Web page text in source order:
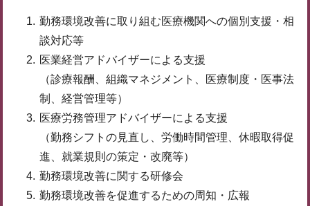
勤務環境改善に取り組む医療機関への個別支援・相
談対応等
医業経営アドバイザーによる支援
（診療報酬、組織マネジメント、医療制度・医事法
制、経営管理等）
医療労務管理アドバイザーによる支援
（勤務シフトの見直し、労働時間管理、休暇取得促
進、就業規則の策定・改廃等）
勤務環境改善に関する研修会
勤務環境改善を促進するための周知・広報